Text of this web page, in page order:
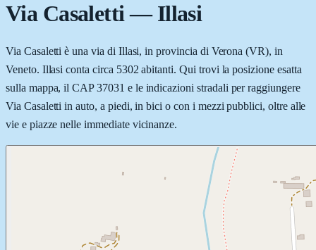
Via Casaletti—Illasi
Via Casaletti è una via di Illasi, in provincia di Verona (VR), in
Veneto. Illasi conta circa 5302 abitanti. Qui trovi la posizione esatta
sulla mappa, il CAP 37031 e le indicazioni stradali per raggiungere
Via Casaletti in auto, a piedi, in bici o con i mezzi pubblici, oltre alle
vie e piazze nelle immediate vicinanze.